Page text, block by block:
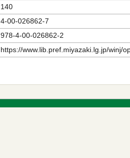
140
4-00-026862-7
978-4-00-026862-2
https://www.lib.pref.miyazaki.lg.jp/winj/